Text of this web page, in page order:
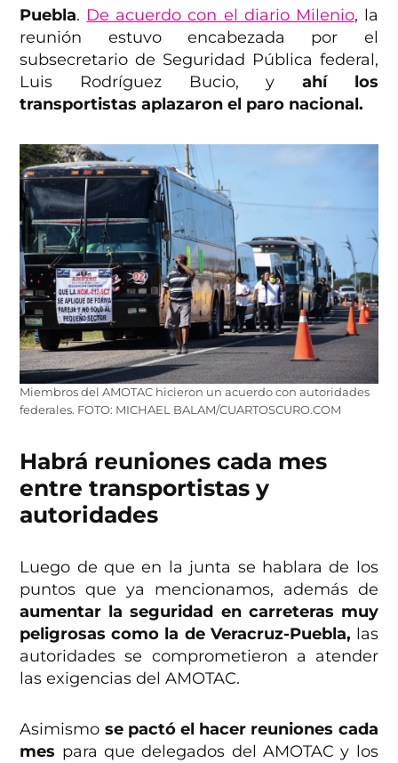
Puebla. De acuerdo con el diario Milenio, la
reunión estuvo encabezada por el
subsecretario de Seguridad Pública federal,
Luis Rodríguez Bucio, y ahí los
transportistas aplazaron el paro nacional.
Miembros del AMOTAC hicieron un acuerdo con autoridades
federales. FOTO: MICHAEL BALAM/CUARTOSCURO.COM
Habrá reuniones cada mes
entre transportistas y
autoridades
Luego de que en la junta se hablara de los
puntos que ya mencionamos, además de
aumentar la seguridad en carreteras muy
peligrosas como la de Veracruz-Puebla, las
autoridades se comprometieron a atender
las exigencias del AMOTAC.
Asimismo se pactó el hacer reuniones cada
mes para que delegados del AMOTAC y los